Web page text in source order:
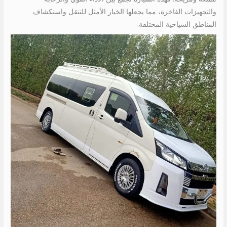
والتجهيزات الفاخرة، مما يجعلها الخيار الأمثل للتنقل واستكشاف
المناطق السياحية المختلفة.